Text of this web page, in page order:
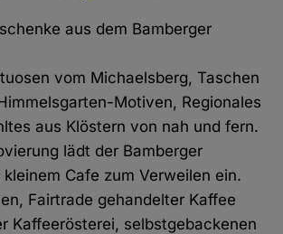
aus dem Bamberger
vom Michaelsberg, Taschen
Motiven, Regionales
aus Klöstern von nah und fern.
lädt der Bamberger
Cafe zum Verweilen ein.
Fairtrade gehandelter Kaffee
Kaffeerösterei, selbstgebackenen